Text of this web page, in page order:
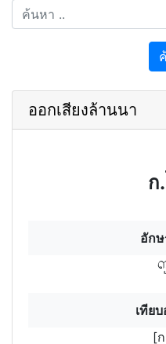
ออกเสียงล้านนา
ก
อัก
เทีย
[